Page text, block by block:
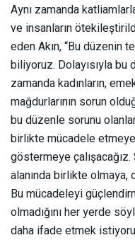
Aynı zamanda
ve insanların
eden Akın, “Bu düzenin
biliyoruz. Dolayısıyla bu
zamanda kadınların,
mağdurlarının sorun
bu düzenle sorunu
birlikte mücadele etmeye
göstermeye
alanında birlikte olmaya,
Bu mücadeleyi
olmadığını her yerde
daha ifade etmek